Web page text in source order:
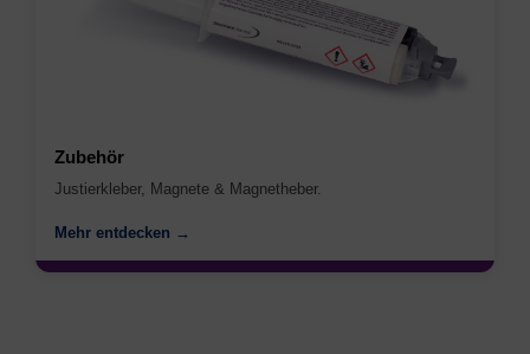
Zubehör
Justierkleber, Magnete & Magnetheber.
Mehr entdecken →